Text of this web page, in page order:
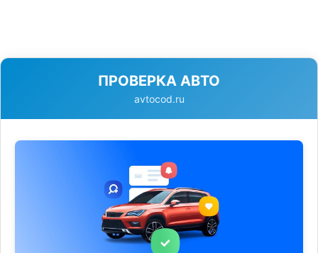
ПРОВЕРКА АВТО
avtocod.ru